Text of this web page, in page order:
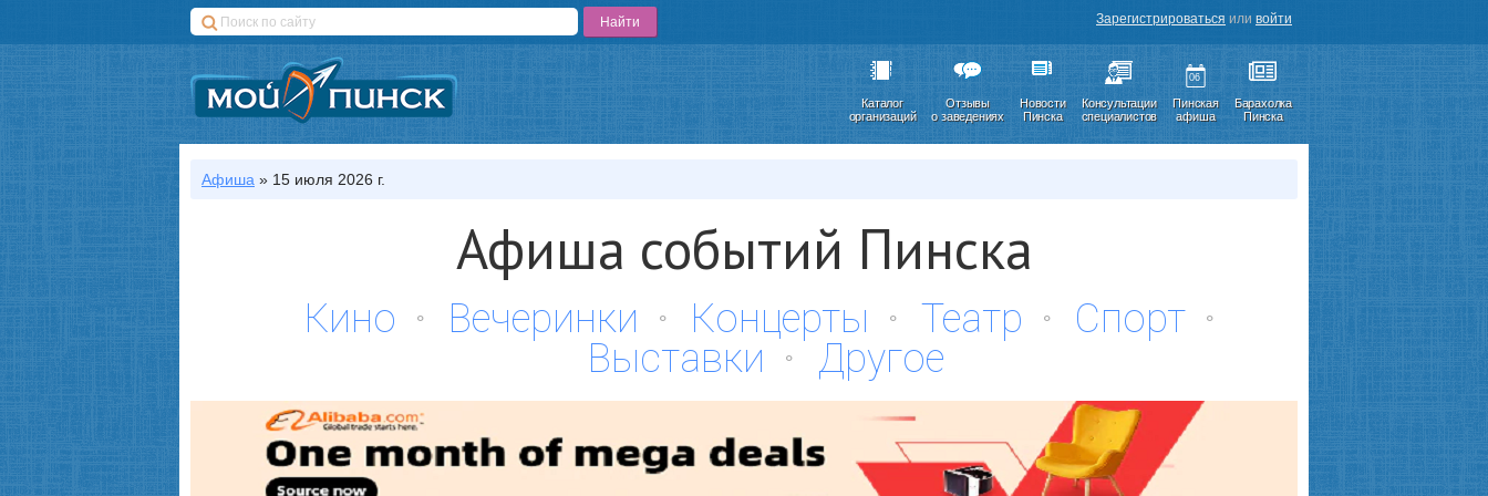
Зарегистрироваться или войти
Каталог
организаций
Отзывы
о заведениях
Новости
Пинска
Консультации
специалистов
06
Пинская
афиша
Барахолка
Пинска
Афиша » 15 июля 2026 г.
Афиша событий Пинска
Кино Вечеринки Концерты Театр
Спорт
Выставки
Другое